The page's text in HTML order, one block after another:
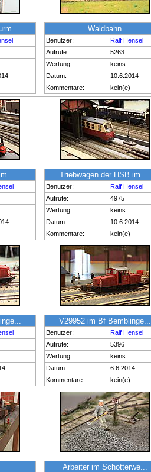
Waldbahn
Benutzer:
Ralf Hensel
Aufrufe:
5263
Wertung:
keins
Datum:
10.6.2014
Kommentare:
kein(e)
... Triebwagen der HSB im ...
Benutzer:
Ralf Hensel
Aufrufe:
4975
Wertung:
keins
Datum:
10.6.2014
Kommentare:
kein(e)
V29952 im Bf Bemblinge...
Benutzer:
Ralf Hensel
Aufrufe:
5396
Wertung:
keins
Datum:
6.6.2014
Kommentare:
kein(e)
Arbeiter im Schotterwe...